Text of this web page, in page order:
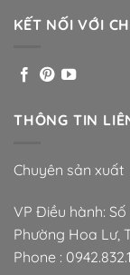
KẾT NỐI VỚI
THÔNG TIN
Chuyên sản
VP Điều hành: Số
Phường Hoa Lư,
Phone :